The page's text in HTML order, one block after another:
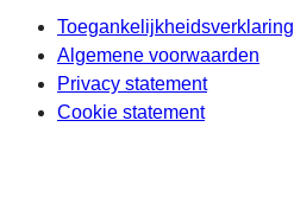
Toegankelijkheidsverklaring
Algemene voorwaarden
Privacy statement
Cookie statement